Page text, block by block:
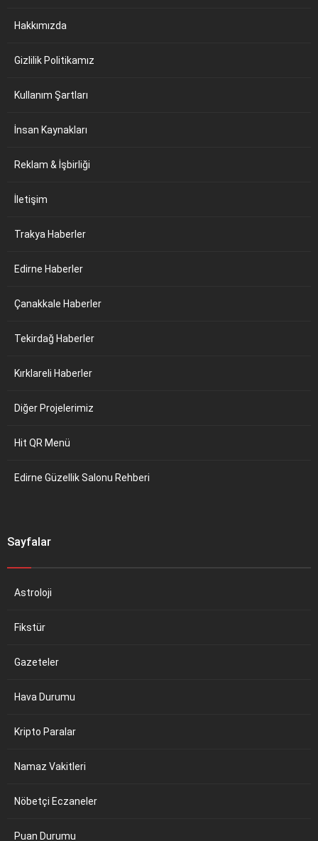
Hakkımızda
Gizlilik Politikamız
Kullanım Şartları
İnsan Kaynakları
Reklam & İşbirliği
İletişim
Trakya Haberler
Edirne Haberler
Çanakkale Haberler
Tekirdağ Haberler
Kırklareli Haberler
Diğer Projelerimiz
Hit QR Menü
Edirne Güzellik Salonu Rehberi
Sayfalar
Astroloji
Fikstür
Gazeteler
Hava Durumu
Kripto Paralar
Namaz Vakitleri
Nöbetçi Eczaneler
Puan Durumu